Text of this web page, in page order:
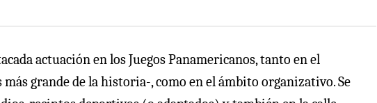
actuación en los Juegos Panamericanos, tanto en el
grande de la historia-, como en el ámbito organizativo. Se